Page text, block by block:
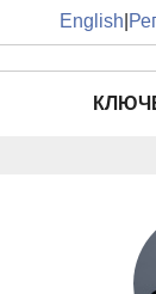
English